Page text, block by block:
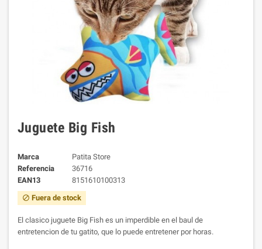
Juguete Big Fish
Marca
Patita Store
Referencia
36716
EAN13
8151610100313
block Fuera de stock
El clasico juguete Big Fish es un imperdible en el baul de
entretencion de tu gatito, que lo puede entretener por horas.